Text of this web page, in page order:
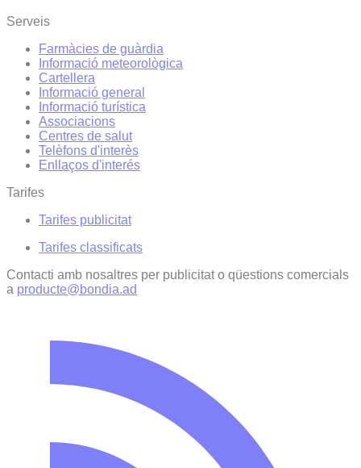
Serveis
Farmàcies de guàrdia
Informació meteorològica
Cartellera
Informació general
Informació turística
Associacions
Centres de salut
Telèfons d'interès
Enllaços d'interés
Tarifes
Tarifes publicitat
Tarifes classificats
Contacti amb nosaltres per publicitat o qüestions comercials
a producte@bondia.ad